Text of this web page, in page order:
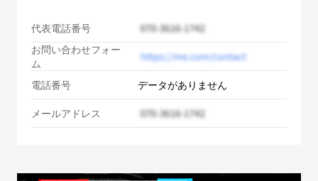
代表電話番号
お問い合わせフォー
ム
電話番号
データがありません
メールアドレス